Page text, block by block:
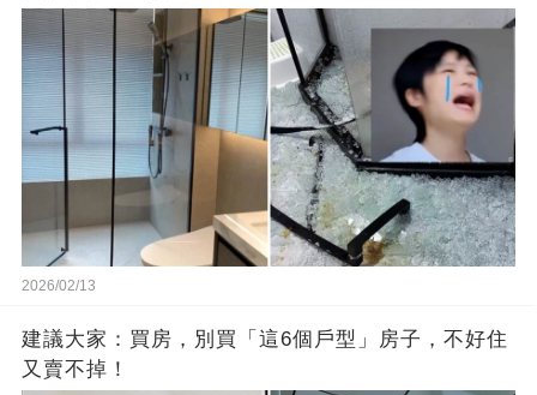
2026/02/13
建議大家：買房，別買「這6個戶型」房子，不好住
又賣不掉！